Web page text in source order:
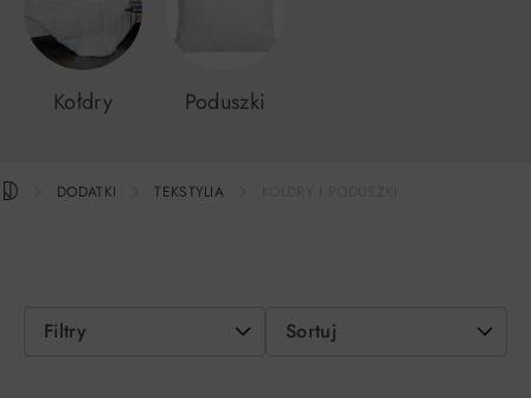
Kołdry Poduszki
DODATKI TEKSTYLIA
Filtry Sortuj